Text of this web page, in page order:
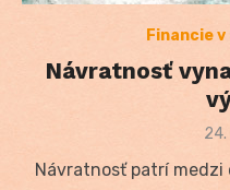
Financie
Návratnosť
Návratnosť patrí